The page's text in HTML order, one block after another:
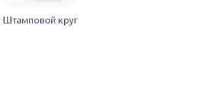
Штамповой круг